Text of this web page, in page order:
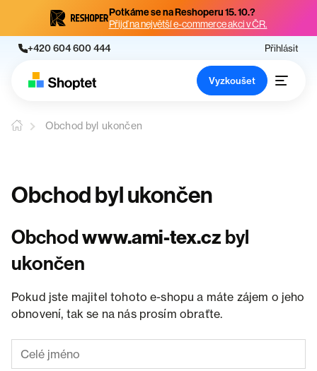
Potkáme se na Reshoperu 15. 10.?
Přijď na největší e-commerce akci v ČR.
+420 604 600 444 Přihlásit
Vyzkoušet
Obchod byl ukončen
Obchod byl ukončen
Obchodwww.ami-tex.cz byl
ukončen
Pokud jste majitel tohoto e-shopu a máte zájem o jeho
obnovení, tak se na nás prosím obraťte.